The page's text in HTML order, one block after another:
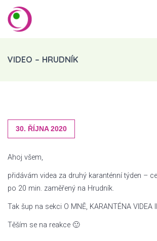
VIDEO – HRUDNÍK
30. ŘÍJNA 2020
Ahoj všem,
přidávám videa za druhý karanténní týden –
po 20 min. zaměřený na Hrudník.
Tak šup na sekci O MNĚ, KARANTÉNA VIDEA
Těším se na reakce 🙂